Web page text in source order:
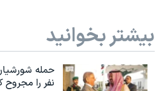
بیشتر بخوانید
نفر را مجروح